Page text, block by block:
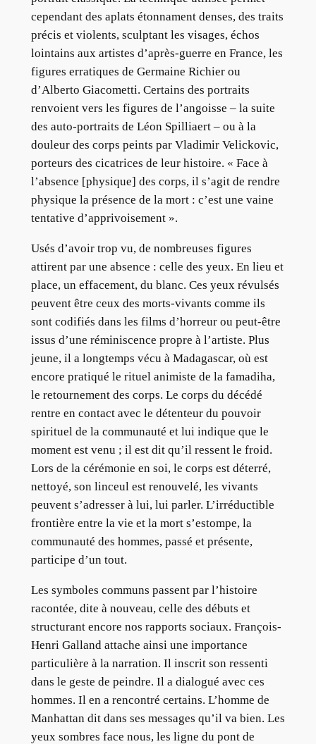
cependant des aplats étonnament denses, des traits
précis et violents, sculptant les visages, échos
lointains aux artistes d’après-guerre en France, les
figures erratiques de Germaine Richier ou
d’Alberto Giacometti. Certains des portraits
renvoient vers les figures de l’angoisse – la suite
des auto-portraits de Léon Spilliaert – ou à la
douleur des corps peints par Vladimir Velickovic,
porteurs des cicatrices de leur histoire. « Face à
l’absence [physique] des corps, il s’agit de rendre
physique la présence de la mort : c’est une vaine
tentative d’apprivoisement ».
Usés d’avoir trop vu, de nombreuses figures
attirent par une absence : celle des yeux. En lieu et
place, un effacement, du blanc. Ces yeux révulsés
peuvent être ceux des morts-vivants comme ils
sont codifiés dans les films d’horreur ou peut-être
issus d’une réminiscence propre à l’artiste. Plus
jeune, il a longtemps vécu à Madagascar, où est
encore pratiqué le rituel animiste de la famadiha,
le retournement des corps. Le corps du décédé
rentre en contact avec le détenteur du pouvoir
spirituel de la communauté et lui indique que le
moment est venu ; il est dit qu’il ressent le froid.
Lors de la cérémonie en soi, le corps est déterré,
nettoyé, son linceul est renouvelé, les vivants
peuvent s’adresser à lui, lui parler. L’irréductible
frontière entre la vie et la mort s’estompe, la
communauté des hommes, passé et présente,
participe d’un tout.
Les symboles communs passent par l’histoire
racontée, dite à nouveau, celle des débuts et
structurant encore nos rapports sociaux. François-
Henri Galland attache ainsi une importance
particulière à la narration. Il inscrit son ressenti
dans le geste de peindre. Il a dialogué avec ces
hommes. Il en a rencontré certains. L’homme de
Manhattan dit dans ses messages qu’il va bien. Les
yeux sombres face nous, les ligne du pont de